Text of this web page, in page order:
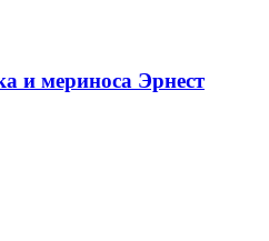
и мериноса Эрнест